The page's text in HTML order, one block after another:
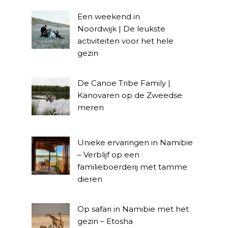
Een weekend in
Noordwijk | De leukste
activiteiten voor het hele
gezin
De Canoe Tribe Family |
Kanovaren op de Zweedse
meren
Unieke ervaringen in Namibie
– Verblijf op een
familieboerderij met tamme
dieren
Op safari in Namibie met het
gezin – Etosha